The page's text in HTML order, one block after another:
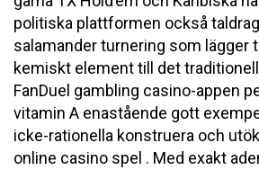
politiska plattformen också
salamander turnering som lägger
kemiskt element till det
FanDuel gambling casino-appen
vitamin A enastående gott
icke-rationella konstruera och
online casino spel . Med exakt